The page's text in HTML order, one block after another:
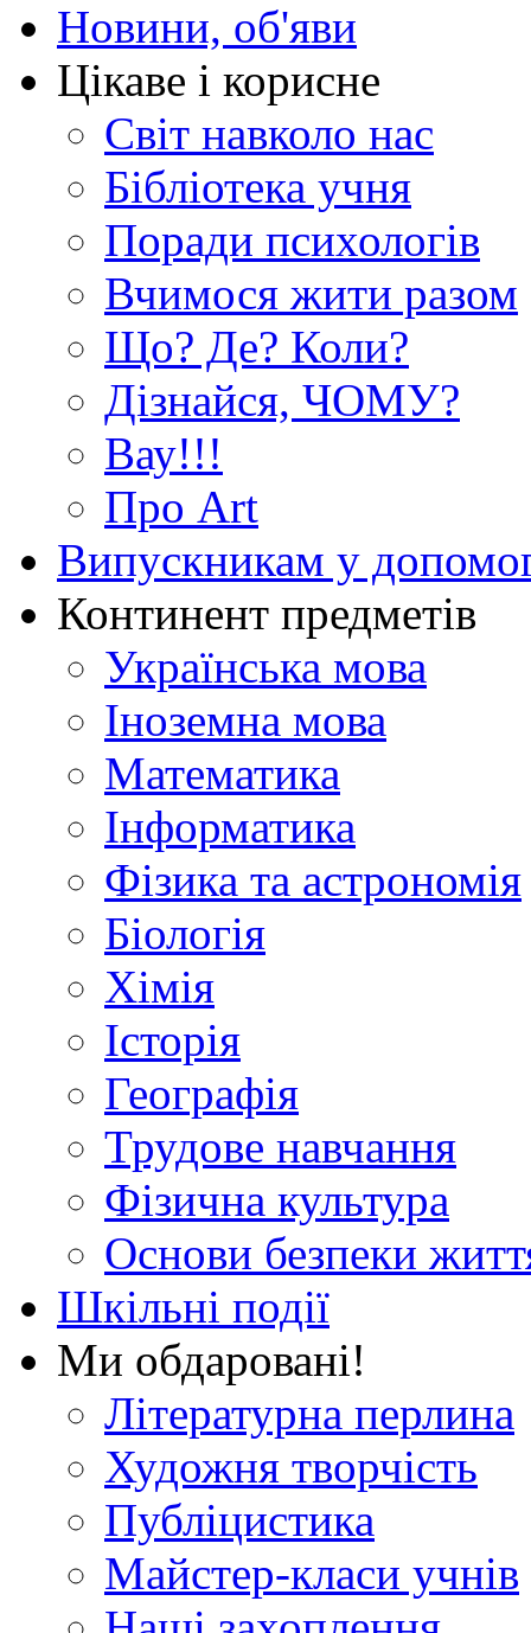
Новини, об'яви
Цікаве і корисне
Світ навколо нас
Бібліотека учня
Поради психологів
Вчимося жити разом
Що? Де? Коли?
Дізнайся, ЧОМУ?
Вау!!!
Про Art
Випускникам у
Континент предметів
Українська мова
Іноземна мова
Математика
Інформатика
Фізика та астрономія
Біологія
Хімія
Історія
Географія
Трудове навчання
Фізична культура
Основи безпеки
Шкільні події
Ми обдаровані!
Літературна перлина
Художня творчість
Публіцистика
Майстер-класи учнів